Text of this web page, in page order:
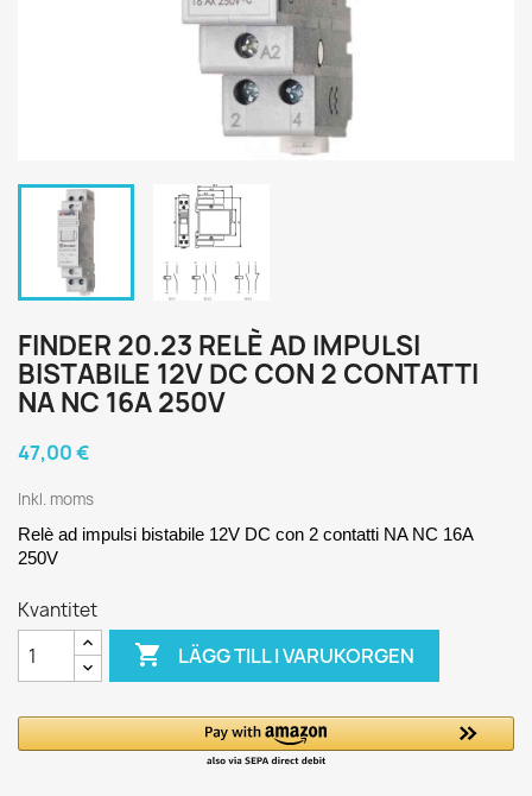
FINDER 20.23 RELÈ AD IMPULSI
BISTABILE 12V DC CON 2 CONTATTI
NA NC 16A 250V
47,00 €
Inkl. moms
Relè ad impulsi bistabile 12V DC con 2 contatti NA NC 16A
250V
Kvantitet
 LÄGG TILL I VARUKORGEN